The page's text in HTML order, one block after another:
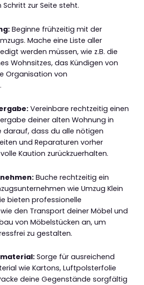
zur Seite steht.
Beginne frühzeitig mit der
Mache eine Liste aller
werden müssen, wie z.B. die
Wohnsitzes, das Kündigen von
Organisation von
Vereinbare rechtzeitig einen
deiner alten Wohnung in
darauf, dass du alle nötigen
und Reparaturen vorher
Kaution zurückzuerhalten.
Buche rechtzeitig ein
wie Umzug Klein
bieten professionelle
den Transport deiner Möbel und
von Möbelstücken an, um
zu gestalten.
Sorge für ausreichend
wie Kartons, Luftpolsterfolie
deine Gegenstände sorgfältig